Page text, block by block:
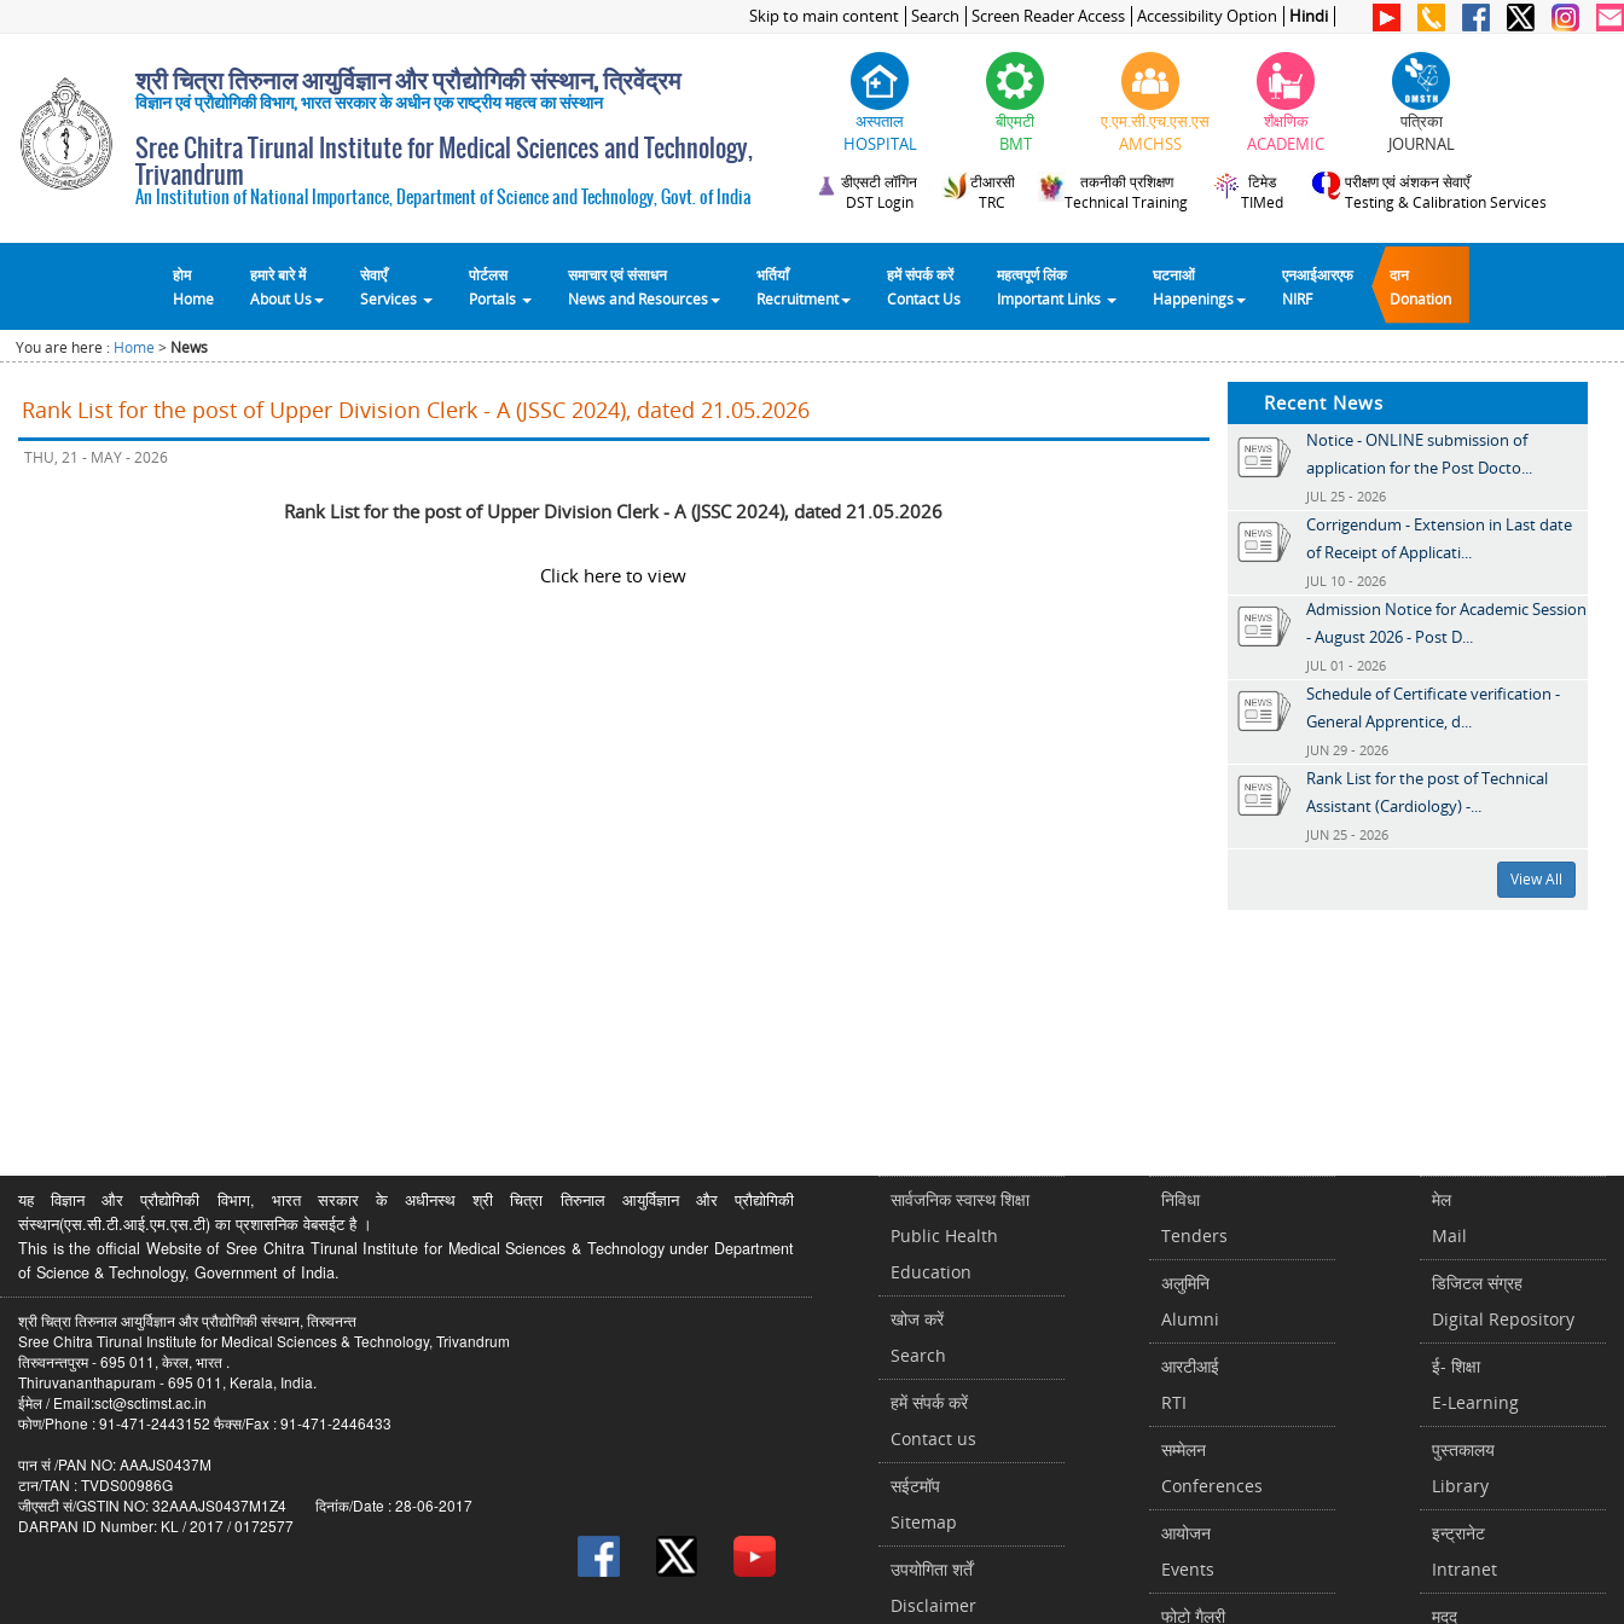
Skip to main content Search Screen Reader Access Accessibility Option Hindi
श्री चित्रा तिरुनाल आयुर्विज्ञान और प्रौद्योगिकी संस्थान, त्रिवेंद्रम
विज्ञान एवं प्रौद्योगिकी विभाग, भारत सरकार के अधीन एक राष्ट्रीय महत्व का संस्थान
Sree Chitra Tirunal Institute for Medical Sciences and Technology,
Trivandrum
An Institution of National Importance, Department of Science and Technology, Govt. of India
अस्पताल
HOSPITAL
बीएमटी
BMT
ए.एम.सी.एच.एस.एस
AMCHSS
शैक्षणिक
ACADEMIC
पत्रिका
JOURNAL
डीएसटी लॉगिन
DST Login
टीआरसी
TRC
तकनीकी प्रशिक्षण
Technical Training
टिमेड
TIMed
परीक्षण एवं अंशकन सेवाएँ
Testing & Calibration Services
होम
Home
हमारे बारे में
About Us
सेवाएँ
Services
पोर्टलस
Portals
समाचार एवं संसाधन
News and Resources
भर्तियाँ
Recruitment
हमें संपर्क करें
Contact Us
महत्वपूर्ण लिंक
Important Links
घटनाओं
Happenings
एनआईआरएफ
NIRF
दान
Donation
You are here : Home > News
Rank List for the post of Upper Division Clerk - A (JSSC 2024), dated 21.05.2026
THU, 21 - MAY - 2026
Rank List for the post of Upper Division Clerk - A (JSSC 2024), dated 21.05.2026
Click here to view
Recent News
Notice - ONLINE submission of
application for the Post Docto...
JUL 25 - 2026
Corrigendum - Extension in Last date
of Receipt of Applicati...
JUL 10 - 2026
Admission Notice for Academic Session
- August 2026 - Post D...
JUL 01 - 2026
Schedule of Certificate verification -
General Apprentice, d...
JUN 29 - 2026
Rank List for the post of Technical
Assistant (Cardiology) -...
JUN 25 - 2026
View All
यह विज्ञान और प्रौद्योगिकी विभाग, भारत सरकार के अधीनस्थ श्री चित्रा तिरुनाल आयुर्विज्ञान और प्रौद्योगिकी
संस्थान(एस.सी.टी.आई.एम.एस.टी) का प्रशासनिक वेबसईट है ।
This is the official Website of Sree Chitra Tirunal Institute for Medical Sciences & Technology under Department
of Science & Technology, Government of India.
श्री चित्रा तिरुनाल आयुर्विज्ञान और प्रौद्योगिकी संस्थान, तिरुवनन्त
Sree Chitra Tirunal Institute for Medical Sciences & Technology, Trivandrum
तिरुवनन्तपुरम - 695 011, केरल, भारत .
Thiruvananthapuram - 695 011, Kerala, India.
ईमेल / Email:sct@sctimst.ac.in
फोण/Phone : 91-471-2443152 फैक्स/Fax : 91-471-2446433
पान सं /PAN NO: AAAJS0437M
टान/TAN : TVDS00986G
जीएसटी सं/GSTIN NO: 32AAAJS0437M1Z4 दिनांक/Date : 28-06-2017
DARPAN ID Number: KL / 2017 / 0172577
सार्वजनिक स्वास्थ शिक्षा
Public Health
Education
खोज करें
Search
हमें संपर्क करें
Contact us
सईटमॉप
Sitemap
उपयोगिता शर्तें
Disclaimer
निविधा
Tenders
अलुमिनि
Alumni
आरटीआई
RTI
सम्मेलन
Conferences
आयोजन
Events
फोटो गैलरी
मेल
Mail
डिजिटल संग्रह
Digital Repository
ई- शिक्षा
E-Learning
पुस्तकालय
Library
इन्ट्रानेट
Intranet
मदद